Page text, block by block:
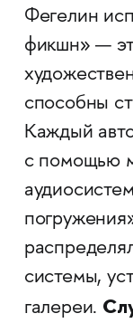
Фегелин
фикшн» —
способны
Каждый
с помощью
системы,
галереи.